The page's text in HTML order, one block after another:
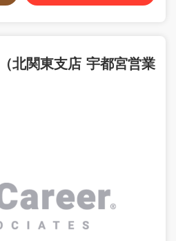
北関東支店 宇都宮営業